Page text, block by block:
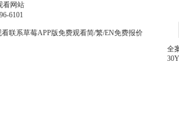
看网站
6101
看联系草莓APP版免费观看简/繁/EN免费报价
全
30